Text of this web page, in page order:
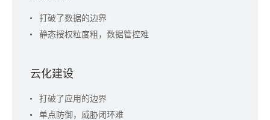
打破了数据的边界
静态授权粒度粗，数据管控难
云化建设
打破了应用的边界
单点防御，威胁闭环难